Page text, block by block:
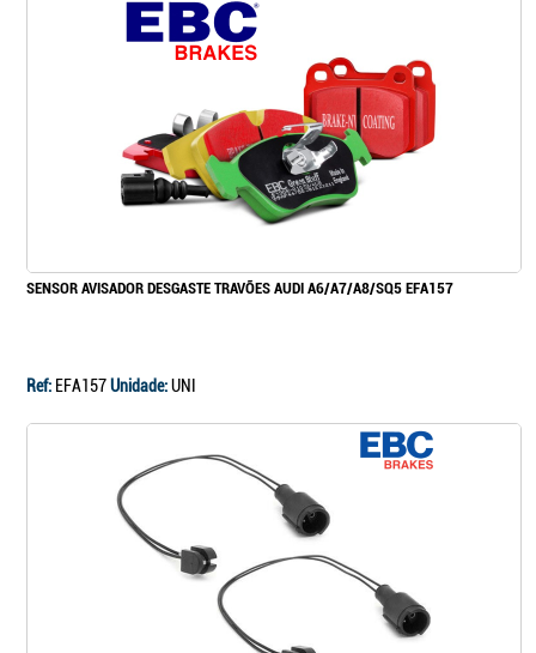
SENSOR AVISADOR DESGASTE TRAVÕES AUDI A6/A7/A8/SQ5 EFA157
Ref: EFA157Unidade:UNI